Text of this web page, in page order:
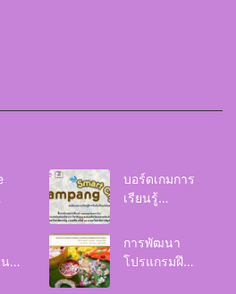
บอร์ดเกมการ
เรียนรู้
Smart City
รู้
การพัฒนา
โปรแกรมฝึก